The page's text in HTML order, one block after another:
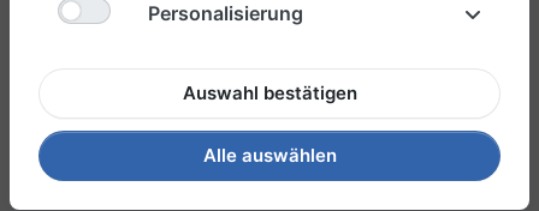
Personalisierung
Auswahl bestätigen
Alle auswählen